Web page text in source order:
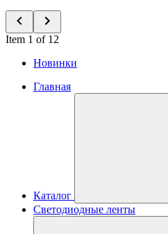
Item 1 of 12
Новинки
Главная
Каталог
Светодиодные ленты